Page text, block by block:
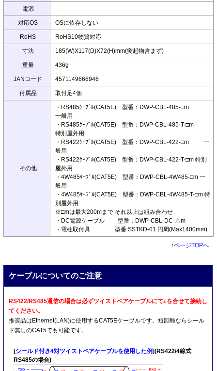
電源 -
対応OS OSに依存しない
RoHS RoHS10物質対応
寸法 185(W)X117(D)X72(H)mm(突起物含まず)
重量 436g
JANコード 4571149666946
付属品 取付足4個
その他
・RS485ｹｰﾌﾞﾙ(CAT5E) 型番：DWP-CBL-485-□m
一般用
・RS485ｹｰﾌﾞﾙ(CAT5E) 型番：DWP-CBL-485-T-□m
特別屋外用
・RS422ｹｰﾌﾞﾙ(CAT5E) 型番：DWP-CBL-422-□m 一
般用
・RS422ｹｰﾌﾞﾙ(CAT5E) 型番：DWP-CBL-422-T-□m 特別
屋外用
・4W485ｹｰﾌﾞﾙ(CAT5E) 型番：DWP-CBL-4W485-□m 一
般用
・4W485ｹｰﾌﾞﾙ(CAT5E) 型番：DWP-CBL-4W485-T-□m 特
別屋外用
※□mは最大200mまで それ以上は組み合わせ
・DC電源ケーブル 型番：DWP-CBL-DC-△m
・電柱取付具 型番:SSTKD-01 円周(Max1400mm)
↑ページTOPへ
ケーブルについてのご注意
RS422/RS485通信の場合は必ずツイストペアケーブルにて±を合せて接続し
てください。
推奨品はEthernet(LAN)に使用するCAT5Eケーブルです。短距離ならシール
ド無しのCAT5でも可能です。
[シールド付き4対ツイストペアケーブルを使用した例](RS422/4線式
RS485の場合)